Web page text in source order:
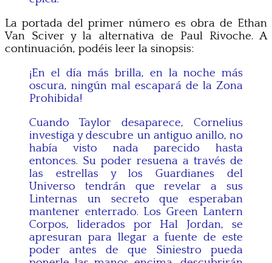
La portada del primer número es obra de Ethan
Van Sciver y la alternativa de Paul Rivoche. A
continuación, podéis leer la sinopsis:
¡En el día más brilla, en la noche más
oscura, ningún mal escapará de la Zona
Prohibida!
Cuando Taylor desaparece, Cornelius
investiga y descubre un antiguo anillo, no
había visto nada parecido hasta
entonces. Su poder resuena a través de
las estrellas y los Guardianes del
Universo tendrán que revelar a sus
Linternas un secreto que esperaban
mantener enterrado. Los Green Lantern
Corpos, liderados por Hal Jordan, se
apresuran para llegar a fuente de este
poder antes de que Siniestro pueda